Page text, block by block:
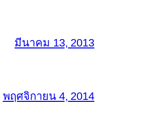
มีนาคม 13, 2013
พฤศจิกายน 4, 2014